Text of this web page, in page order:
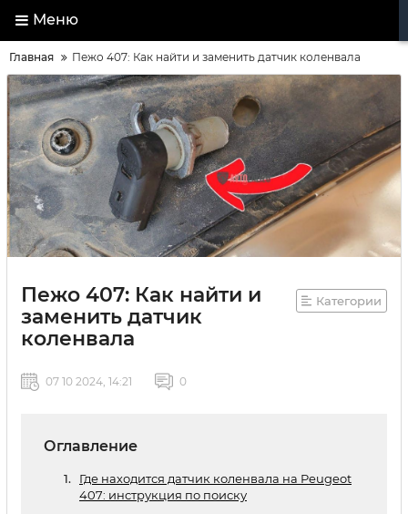
Меню
Главная Пежо 407: Как найти и заменить датчик коленвала
Пежо 407: Как найти и
заменить датчик
коленвала
Категории
07 10 2024, 14:21 0
Оглавление
Где находится датчик коленвала на Peugeot
407: инструкция по поиску